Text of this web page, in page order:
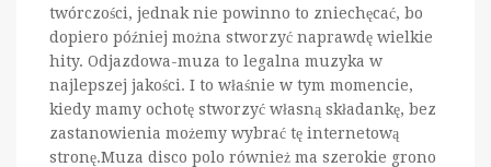
twórczości, jednak nie powinno to zniechęcać, bo
dopiero później można stworzyć naprawdę wielkie
hity. Odjazdowa-muza to legalna muzyka w
najlepszej jakości. I to właśnie w tym momencie,
kiedy mamy ochotę stworzyć własną składankę, bez
zastanowienia możemy wybrać tę internetową
stronę.Muza disco polo również ma szerokie grono